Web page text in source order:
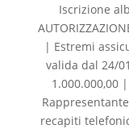
Iscrizione
| Estremi
valida dal 24/
1.000.000,00
recapiti